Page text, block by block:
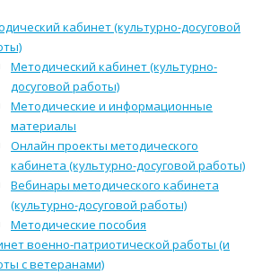
кабинет (культурно-досуговой
Методический кабинет (культурно-
досуговой работы)
Методические и информационные
материалы
Онлайн проекты методического
кабинета (культурно-досуговой работы)
Вебинары методического кабинета
(культурно-досуговой работы)
Методические пособия
военно-патриотической работы (и
с ветеранами)